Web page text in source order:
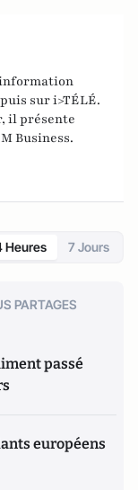
sur i>TÉLÉ.
il présente
Business.
Heures 7 Jours
PARTAGES
passé
européens